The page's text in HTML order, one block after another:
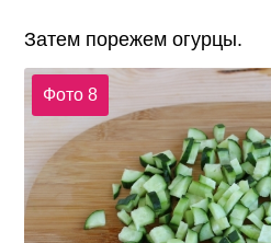
Затем порежем огурцы.
Фото 8